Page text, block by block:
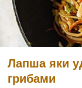
Лапша яки
грибами